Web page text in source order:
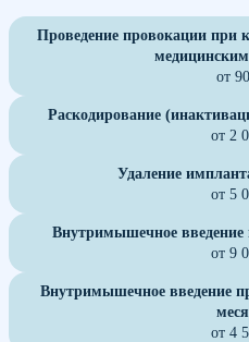
Проведение провокации при
от
Раскодирование
от 2
Удаление
от 5
Внутримышечное введение
от 9
Внутримышечное введение
от 4